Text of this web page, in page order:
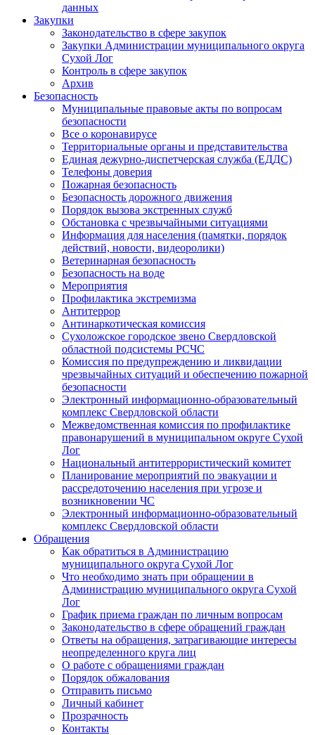
данных
Закупки
Законодательство в сфере закупок
Закупки Администрации муниципального округа
Сухой Лог
Контроль в сфере закупок
Архив
Безопасность
Муниципальные правовые акты по вопросам
безопасности
Все о коронавирусе
Территориальные органы и представительства
Единая дежурно-диспетчерская служба (ЕДДС)
Телефоны доверия
Пожарная безопасность
Безопасность дорожного движения
Порядок вызова экстренных служб
Обстановка с чрезвычайными ситуациями
Информация для населения (памятки, порядок
действий, новости, видеоролики)
Ветеринарная безопасность
Безопасность на воде
Мероприятия
Профилактика экстремизма
Антитеррор
Антинаркотическая комиссия
Сухоложское городское звено Свердловской
областной подсистемы РСЧС
Комиссия по предупреждению и ликвидации
чрезвычайных ситуаций и обеспечению пожарной
безопасности
Электронный информационно-образовательный
комплекс Cвердловской области
Межведомственная комиссия по профилактике
правонарушений в муниципальном округе Сухой
Лог
Национальный антитеррористический комитет
Планирование мероприятий по эвакуации и
рассредоточению населения при угрозе и
возникновении ЧС
Электронный информационно-образовательный
комплекс Свердловской области
Обращения
Как обратиться в Администрацию
муниципального округа Сухой Лог
Что необходимо знать при обращении в
Администрацию муниципального округа Сухой
Лог
График приема граждан по личным вопросам
Законодательство в сфере обращений граждан
Ответы на обращения, затрагивающие интересы
неопределенного круга лиц
О работе с обращениями граждан
Порядок обжалования
Отправить письмо
Личный кабинет
Прозрачность
Контакты